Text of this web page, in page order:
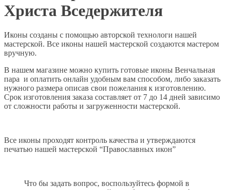
Христа Вседержителя
Иконы созданы с помощью авторской технологи нашей
мастерской. Все иконы нашей мастерской создаются мастером
вручную.
В нашем магазине можно купить готовые иконы Венчальная
пара и оплатить онлайн удобным вам способом, либо заказать
нужного размера описав свои пожелания к изготовлению.
Срок изготовления заказа составляет от 7 до 14 дней зависимо
от сложности работы и загруженности мастерской.
Все иконы проходят контроль качества и утверждаются
печатью нашей мастерской “Православных икон”
Что бы задать вопрос, воспользуйтесь формой в